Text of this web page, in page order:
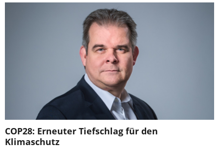
COP28: Erneuter Tiefschlag für den
Klimaschutz